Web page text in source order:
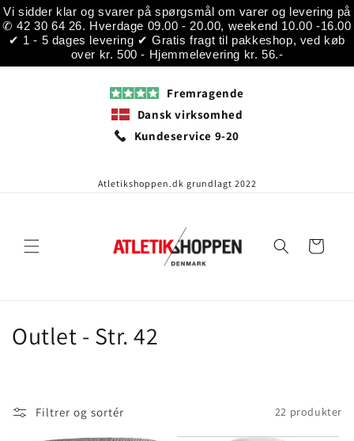
Vi sidder klar og svarer på spørgsmål om varer og levering på
✆ 42 30 64 26. Hverdage 09.00 - 20.00, weekend 10.00 -16.00
✔ 1 - 5 dages levering ✔ Gratis fragt til pakkeshop, ved køb
over kr. 500 - Hjemmelevering kr. 56.-
Gå til
indhold
Fremragende
Dansk virksomhed
Kundeservice 9-20
Atletikshoppen.dk grundlagt 2022
Indkøbskurv
K
Outlet - Str. 42
Filtrer og sortér 22 produkter